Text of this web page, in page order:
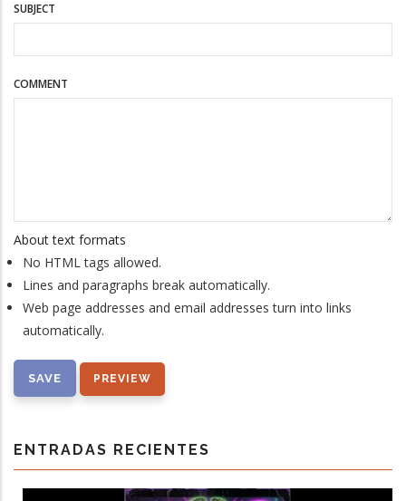
SUBJECT
COMMENT
About text formats
No HTML tags allowed.
Lines and paragraphs break automatically.
Web page addresses and email addresses turn into links
automatically.
ENTRADAS RECIENTES